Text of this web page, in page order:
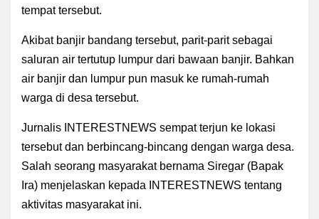
tempat tersebut.
Akibat banjir bandang tersebut, parit-parit sebagai
saluran air tertutup lumpur dari bawaan banjir. Bahkan
air banjir dan lumpur pun masuk ke rumah-rumah
warga di desa tersebut.
Jurnalis INTERESTNEWS sempat terjun ke lokasi
tersebut dan berbincang-bincang dengan warga desa.
Salah seorang masyarakat bernama Siregar (Bapak
Ira) menjelaskan kepada INTERESTNEWS tentang
aktivitas masyarakat ini.